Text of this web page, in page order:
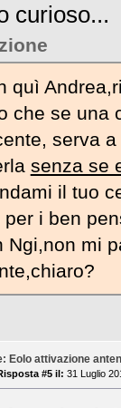
curioso...
quì
che se una
serva
senza se
il tuo
per i ben
Ngi,non mi
Eolo attivazione
#5 il: 31 Luglio